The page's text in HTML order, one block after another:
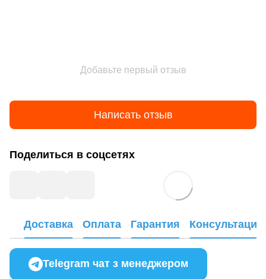
Добавьте первый отзыв
Написать отзыв
Поделиться в соцсетях
Доставка Оплата Гарантия Консультация
Telegram чат з менеджером